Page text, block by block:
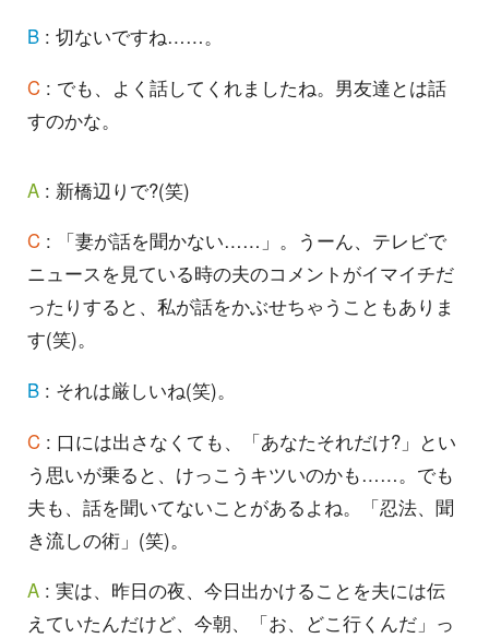
B : 切ないですね……。
C : でも、よく話してくれましたね。男友達とは話
すのかな。
A : 新橋辺りで?(笑)
C : 「妻が話を聞かない……」。うーん、テレビで
ニュースを見ている時の夫のコメントがイマイチだ
ったりすると、私が話をかぶせちゃうこともありま
す(笑)。
B : それは厳しいね(笑)。
C : 口には出さなくても、「あなたそれだけ?」とい
う思いが乗ると、けっこうキツいのかも……。でも
夫も、話を聞いてないことがあるよね。「忍法、聞
き流しの術」(笑)。
A : 実は、昨日の夜、今日出かけることを夫には伝
えていたんだけど、今朝、「お、どこ行くんだ」っ